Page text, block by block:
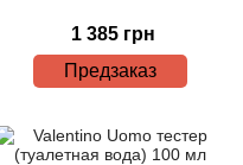
1 385 грн
Предзаказ